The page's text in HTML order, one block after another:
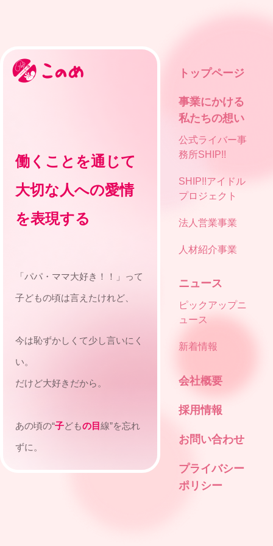
働くことを通じて
大切な人への愛情
を表現する
「パパ・ママ大好き！！」って
子どもの頃は言えたけれど、
今は恥ずかしくて少し言いにく
い。
だけど大好きだから。
あの頃の“子どもの目 線”を忘れ
ずに。
トップページ
事業にかける
私たちの想い
公式ライバー事
務所SHIP!!
SHIP!!アイドル
プロジェクト
法人営業事業
人材紹介事業
ニュース
ピックアップニ
ュース
新着情報
会社概要
採用情報
お問い合わせ
プライバシー
ポリシー